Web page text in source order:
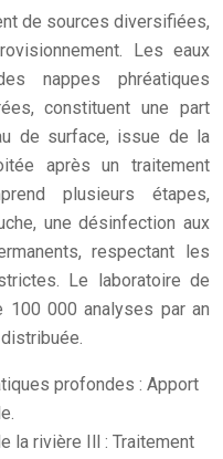
de sources diversifiées,
Les eaux
nappes phréatiques
constituent une part
de surface, issue de la
après un traitement
plusieurs étapes,
une désinfection aux
respectant les
Le laboratoire de
000 analyses par an
profondes : Apport
la rivière Ill : Traitement